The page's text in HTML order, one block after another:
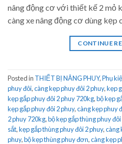
nâng động cơ với thiết kế 2 mỏ
càng xe nâng động cơ dùng kẹp
CONTINUE
Posted in THIẾT BỊ NÂNG PHUY,Phụ
phuy đôi,càng kẹp phuy đôi 2 phuy,kẹp
kẹp gắp phuy đôi 2 phuy 720kg,bộ kẹp
kẹp gắp phuy đôi 2 phuy,càng kẹp phuy
2 phuy 720kg,bộ kẹp gắp thùng phuy
sắt,kẹp gắp thùng phuy đôi 2 phuy,càng
phuy,bộ kẹp thùng phuy đơn,càng kẹp